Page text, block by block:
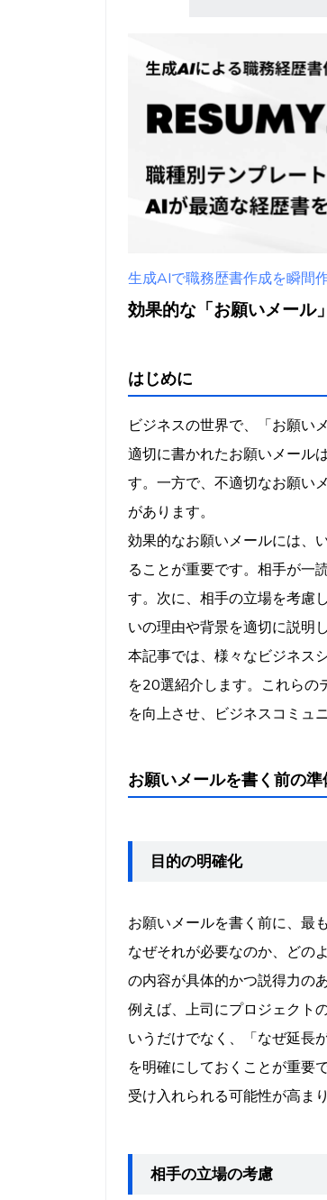
ビジネスシーン
同僚への
お願いメール
曖昧な表
過度な圧
フォロー
相手のメ
生成AIで職務歴書作成を瞬間
効果的な「お願いメール
はじめに
ビジネスの世界で、「お願い
適切に書かれたお願いメール
す。一方で、不適切なお願い
があります。
効果的なお願いメールには、
ることが重要です。相手が一
す。次に、相手の立場を考慮
いの理由や背景を適切に説明
本記事では、様々なビジネス
を20選紹介します。これらの
を向上させ、ビジネスコミュ
お願いメールを書く前の準
目的の明確化
お願いメールを書く前に、最
なぜそれが必要なのか、どの
の内容が具体的かつ説得力の
例えば、上司にプロジェクト
いうだけでなく、「なぜ延長
を明確にしておくことが重要
受け入れられる可能性が高まり
相手の立場の考慮